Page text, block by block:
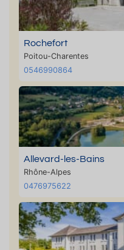
Rochefort
Poitou-Charentes
0546990864
Allevard-les-Bains
Rhône-Alpes
0476975622